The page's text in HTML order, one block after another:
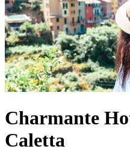
Charmante
Caletta